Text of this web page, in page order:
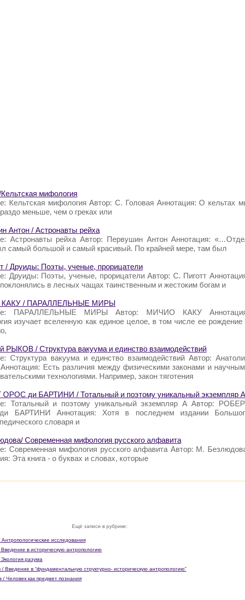
мифология
Кельтская мифология Автор: С. Головая Аннотация: О кельтах
меньше, чем о греках или
Антон / Астронавты рейха
Астронавты рейха Автор: Первушин Антон Аннотация:
самый большой и самый красивый. По крайней мере, там был
/ Друиды: Поэты, ученые, прорицатели
Друиды: Поэты, ученые, прорицатели Автор: С. Пиготт
в лесных чащах таинственным и жестоким богам и
/ ПАРАЛЛЕЛЬНЫЕ МИРЫ
ПАРАЛЛЕЛЬНЫЕ МИРЫ Автор: МИЧИО КАКУ
изучает вселенную как единое целое, в том числе ее рождение
РЫКОВ / Структура вакуума и единство взаимодействий
Структура вакуума и единство взаимодействий Автор:
Есть различия между физическими законами и
технологиями. Например, закон тяготения
ди БАРТИНИ / Тотальный и поэтому уникальный экземпляр А
Тотальный и поэтому уникальный экземпляр А Автор:
БАРТИНИ Аннотация: Хотя в последнем издании
словаря и
Современная мифология русского алфавита
Современная мифология русского алфавита Автор: М.
Эта книга - о буквах и словах, которые
Ещё записи в рубрике:
исследования
в историческую антропологию
разума
Введение в “фундаментальную структурно- историческую антропологию”
/ Человек как предмет познания